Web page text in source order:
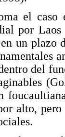
el caso
por Laos
un plazo
del
alto,